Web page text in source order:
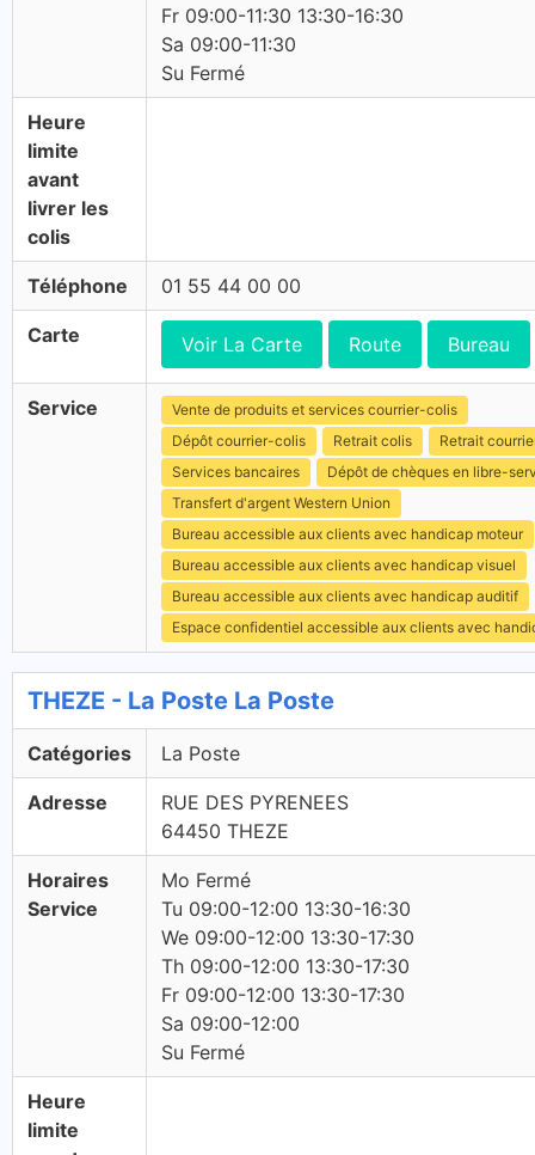
Fr 09:00-11:30 13:30-16:30
Sa 09:00-11:30
Su Fermé
Heure
limite
avant
livrer les
colis
Téléphone 01 55 44 00 00
Carte Voir La Carte Route Bureau
Service
Vente de produits et services courrier-colis
Dépôt courrier-colis
Retrait colis
Retrait
Services bancaires
Dépôt de chèques en libre-
Transfert d'argent Western Union
Bureau accessible aux clients avec handicap moteur
Bureau accessible aux clients avec handicap visuel
Bureau accessible aux clients avec handicap auditif
Espace confidentiel accessible aux clients avec
THEZE - La Poste La Poste
Catégories La Poste
Adresse
RUE DES PYRENEES
64450 THEZE
Horaires
Service
Mo Fermé
Tu 09:00-12:00 13:30-16:30
We 09:00-12:00 13:30-17:30
Th 09:00-12:00 13:30-17:30
Fr 09:00-12:00 13:30-17:30
Sa 09:00-12:00
Su Fermé
Heure
limite